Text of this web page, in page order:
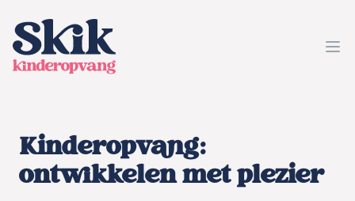
SKIK kinderopvang
Kinderopvang:
ontwikkelen met plezier